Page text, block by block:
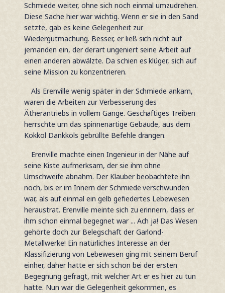
Schmiede weiter, ohne sich noch einmal umzudrehen.
Diese Sache hier war wichtig. Wenn er sie in den Sand
setzte, gab es keine Gelegenheit zur
Wiedergutmachung. Besser, er ließ sich nicht auf
jemanden ein, der derart ungeniert seine Arbeit auf
einen anderen abwälzte. Da schien es klüger, sich auf
seine Mission zu konzentrieren.
Als Erenville wenig später in der Schmiede ankam,
waren die Arbeiten zur Verbesserung des
Ätherantriebs in vollem Gange. Geschäftiges Treiben
herrschte um das spinnenartige Gebäude, aus dem
Kokkol Dankkols gebrüllte Befehle drangen.
Erenville machte einen Ingenieur in der Nähe auf
seine Kiste aufmerksam, der sie ihm ohne
Umschweife abnahm. Der Klauber beobachtete ihn
noch, bis er im Innern der Schmiede verschwunden
war, als auf einmal ein gelb gefiedertes Lebewesen
heraustrat. Erenville meinte sich zu erinnern, dass er
ihm schon einmal begegnet war ... Ach ja! Das Wesen
gehörte doch zur Belegschaft der Garlond-
Metallwerke! Ein natürliches Interesse an der
Klassifizierung von Lebewesen ging mit seinem Beruf
einher, daher hatte er sich schon bei der ersten
Begegnung gefragt, mit welcher Art er es hier zu tun
hatte. Nun war die Gelegenheit gekommen, es